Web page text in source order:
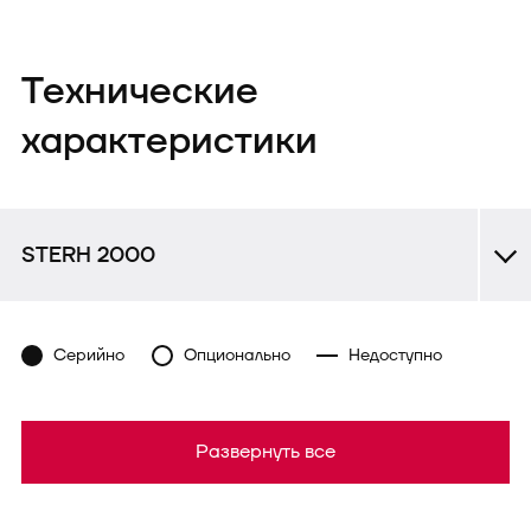
Технические
характеристики
STERH 2000
Серийно Опционально Недоступно
Развернуть все